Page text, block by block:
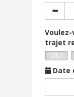
trajet
OUI
Date